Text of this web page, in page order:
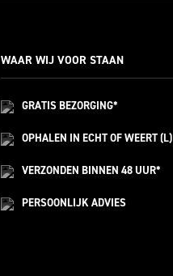
WAAR WIJ VOOR STAAN
GRATISBEZORGING*
OPHALEN IN ECHT OF WEERT (L)
VERZONDEN BINNEN 48 UUR*
PERSOONLIJKADVIES